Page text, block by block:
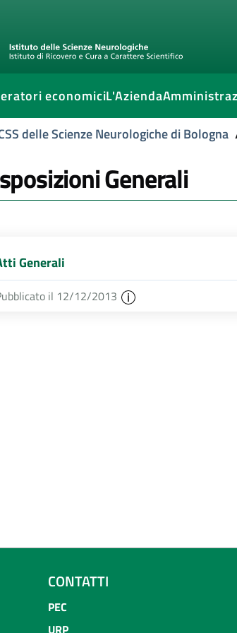
economiciL'Azienda
delle Scienze Neurologiche di Bologna
Generali
Generali
il 12/12/2013
CONTATTI
PEC
URP